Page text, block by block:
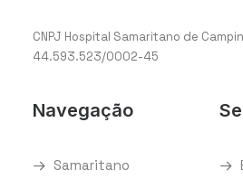
CNPJ Hospital Samaritano de
44.593.523/0002-45
Navegação
Samaritano